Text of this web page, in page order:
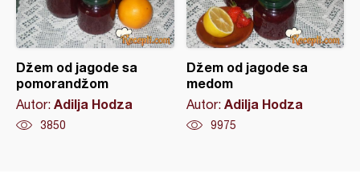
Džem od jagode sa
pomorandžom
Autor: Adilja Hodza
3850
Džem od jagode sa
medom
Autor: Adilja Hodza
9975